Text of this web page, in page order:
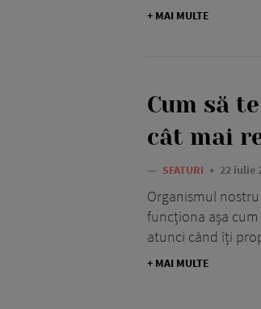
+ MAI MULTE
Cum să
cât mai
— SFATURI 22 iulie
Organismul
funcționa așa
atunci când îți
+ MAI MULTE